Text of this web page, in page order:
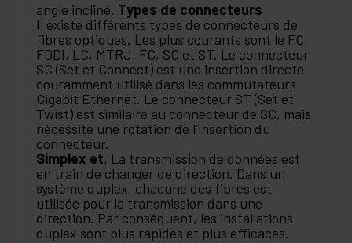
angle incliné. Types de connecteurs
Il existe différents types de connecteurs de
fibres optiques. Les plus courants sont le FC,
FDDI, LC, MTRJ, FC, SC et ST. Le connecteur
SC (Set et Connect) est une insertion directe
couramment utilisé dans les commutateurs
Gigabit Ethernet. Le connecteur ST (Set et
Twist) est similaire au connecteur de SC, mais
nécessite une rotation de l'insertion du
connecteur.
Simplex et, La transmission de données est
en train de changer de direction. Dans un
système duplex, chacune des fibres est
utilisée pour la transmission dans une
direction. Par conséquent, les installations
duplex sont plus rapides et plus efficaces.